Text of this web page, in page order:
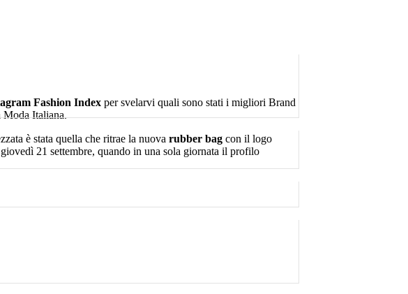
Fashion Index per svelarvi quali sono stati i migliori Brand
Moda Italiana.
è stata quella che ritrae la nuovarubber bag con il logo
21 settembre, quando in una sola giornata il profilo